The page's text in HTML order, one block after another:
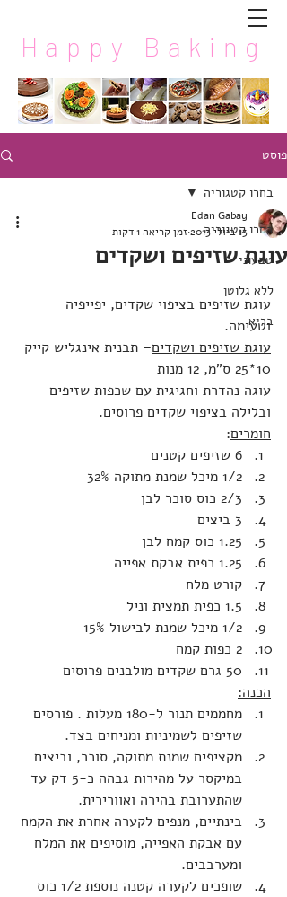
Happy Baking
פוסט
בחרו קטגוריה
טבעוני
ללא גלוטן
בריא
בחרו קטגוריה
עוגת שזיפים ושקדים
Edan Gabay
13 ביולי 2013
זמן קריאה 1 דקות
עוגת שזיפים בציפוי שקדים, יפייפיה
וטעימה.
עוגת שזיפים ושקדים– תבנית אינגליש קייק
10*25 ס"מ, 12 מנות
עוגה נהדרת וחגיגית עם שכפות שזיפים
ובלילה בציפוי שקדים פרוסים.
חומרים:
6 שזיפים קטנים
1/2 מיכל שמנת מתוקה 32%
2/3 כוס סוכר לבן
3 ביצים
1.25 כוס קמח לבן
1.25 כפית אבקת אפייה
קורט מלח
1.5 כפית תמצית וניל
1/2 מיכל שמנת לבישול 15%
2 כפות קמח
50 גרם שקדים מולבנים פרוסים
הכנה:
מחממים תנור ל-180 מעלות . פורסים
שזיפים לשמיניות ומניחים בצד.
מקציפים שמנת מתוקה, סוכר, וביצים
במיקסר על מהירות גבהה כ-5 דק עד
שהתערובת בהירה ואוורירית.
בינתיים, מנפים לקערה אחרת את הקמח
עם אבקת האפייה, מוסיפים את המלח
ומערבבים.
שופכים לקערה קטנה נוספת 1/2 כוס